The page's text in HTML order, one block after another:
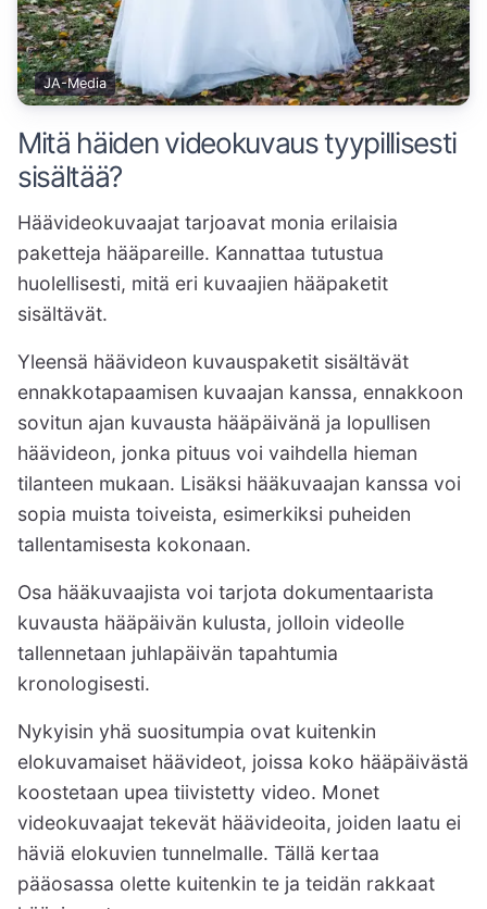
JA-Media
Mitä häiden videokuvaus tyypillisesti
sisältää?
Häävideokuvaajat tarjoavat monia erilaisia
paketteja hääpareille. Kannattaa tutustua
huolellisesti, mitä eri kuvaajien hääpaketit
sisältävät.
Yleensä häävideon kuvauspaketit sisältävät
ennakkotapaamisen kuvaajan kanssa, ennakkoon
sovitun ajan kuvausta hääpäivänä ja lopullisen
häävideon, jonka pituus voi vaihdella hieman
tilanteen mukaan. Lisäksi hääkuvaajan kanssa voi
sopia muista toiveista, esimerkiksi puheiden
tallentamisesta kokonaan.
Osa hääkuvaajista voi tarjota dokumentaarista
kuvausta hääpäivän kulusta, jolloin videolle
tallennetaan juhlapäivän tapahtumia
kronologisesti.
Nykyisin yhä suositumpia ovat kuitenkin
elokuvamaiset häävideot, joissa koko hääpäivästä
koostetaan upea tiivistetty video. Monet
videokuvaajat tekevät häävideoita, joiden laatu ei
häviä elokuvien tunnelmalle. Tällä kertaa
pääosassa olette kuitenkin te ja teidän rakkaat